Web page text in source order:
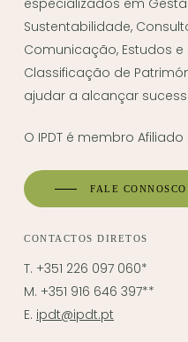
Sustentabilidade,
Comunicação, Estudos
Classificação de
ajudar a alcançar
O IPDT é membro Afiliado
FALE CONNOSCO
CONTACTOS DIRETOS
T. +351 226 097 060*
M. +351 916 646 397**
E. ipdt@ipdt.pt